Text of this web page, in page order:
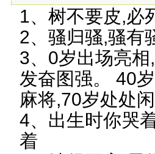
1、树不要皮,必
2、骚归骚,骚有
3、0岁出场亮
发奋图强。 40
麻将,70岁处处
4、出生时你哭
着